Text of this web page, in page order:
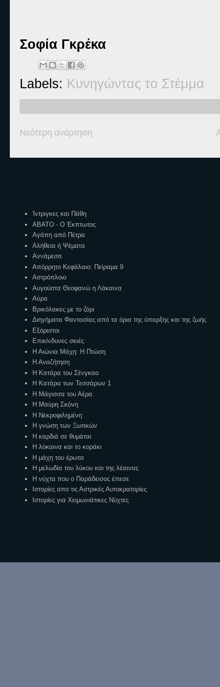
Σοφία Γκρέκα
Labels: Κυνηγώντας το Στέμμα
Νεότερη ανάρτηση
Ίντριγκες και Πάθη
ΑΒΑΤΟ - Ο Έκπτωτος
Αγάπη από Πέτρα
Αλήθεια ή Ψέματα
Αννάμεσα
Απόρρητο Κεφάλαιο: Πείραμα 9
Αστρόπλοιο
Αυγούστα Θεοφανώ η Λάκαινα
Αύρα
Βρικόλακες με το ζόρι
Διηγήματα Φαντασίας από τα όρια της ύπαρξης και της ζωής
Εξόριστοι
Επικίνδυνες σκιές
Η Αιώνια Μάχη: Η Πτώση
Η Αναζήτηση
Η Κατάρα του Σένγκαο
Η Κατάρα των Τεσσάρων 1
Η Μάγισσα του Αέρα
Η Μαύρη Σκόνη
Η Νεκροφιλημένη
Η γνώση των Ξωτικών
Η καρδιά σε θυμάται
Η λύκαινα και το κοράκι
Η μάχη του έρωτα
Η μελωδία του λύκου και της λέαινας
Η νύχτα που ο Παράδεισος έπεσε
Ιστορίες απο τις Αστρικές Αυτοκρατορίες
Ιστορίες για Χειμωνιάτικες Νύχτες